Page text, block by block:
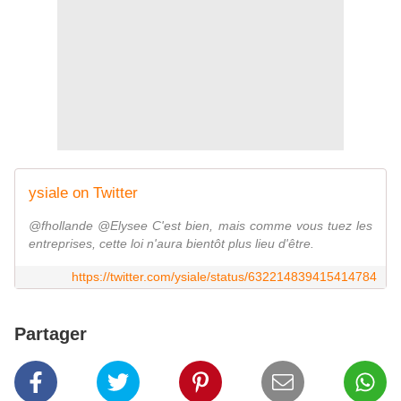
ysiale on Twitter
@fhollande @Elysee C'est bien, mais comme vous tuez les
entreprises, cette loi n'aura bientôt plus lieu d'être.
https://twitter.com/ysiale/status/632214839415414784
Partager